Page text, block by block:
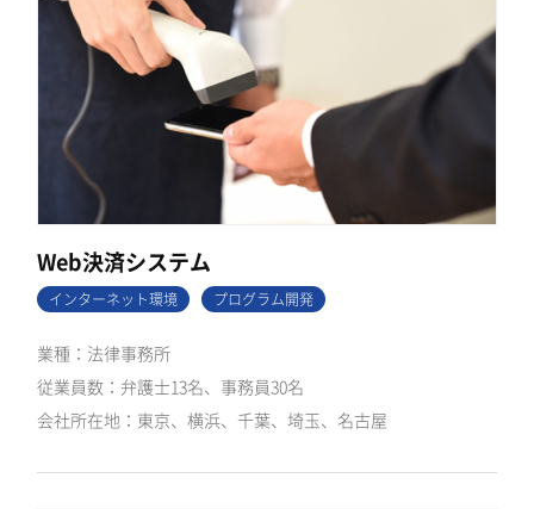
Web決済システム
インターネット環境 プログラム開発
法律事務所
弁護士13名、事務員30名
東京、横浜、千葉、埼玉、名古屋